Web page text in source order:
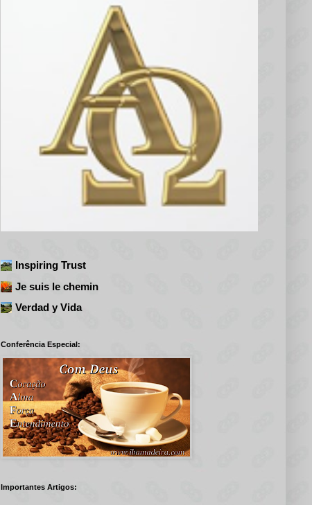
Inspiring Trust
Je suis le chemin
Verdad y Vida
Conferência Especial:
Importantes Artigos: